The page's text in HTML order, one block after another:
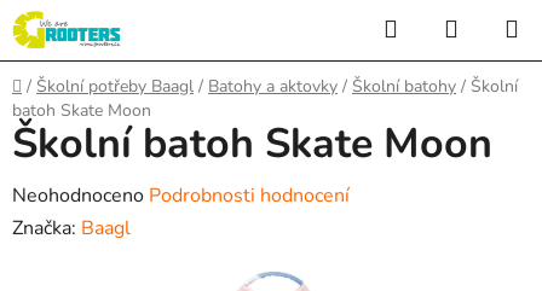
Přejít
na
obsah
Hledat
KOŠÍK
Domů
/ Školní potřeby Baagl / Batohy a aktovky / Školní batohy / Školní
batoh Skate Moon
Školní batoh Skate Moon
Průměrné
hodnocení
Neohodnoceno Podrobnosti hodnocení
Značka: Baagl